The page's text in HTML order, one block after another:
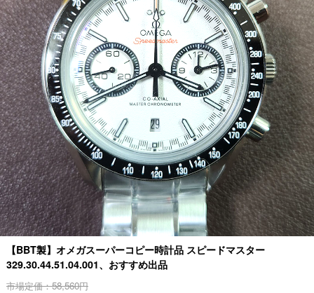
【BBT製】オメガスーパーコピー時計品 スピードマスター
329.30.44.51.04.001、おすすめ出品
市場定価：58,560円